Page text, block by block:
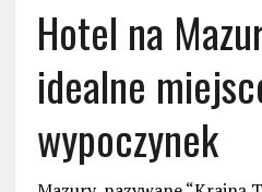
Hotel na
idealne
wypoczynek